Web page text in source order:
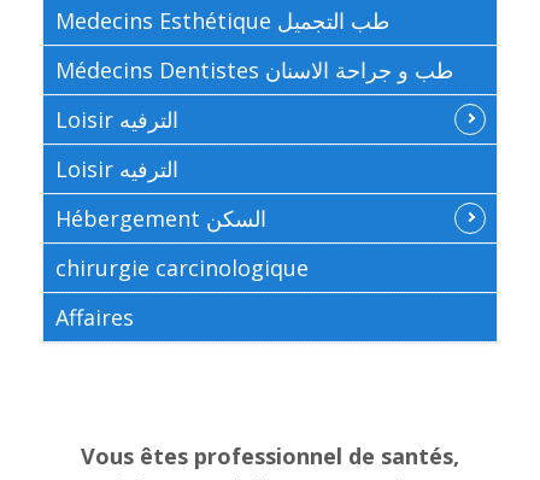
Medecins Esthétique طب التجميل
Médecins Dentistes طب و جراحة الاسنان
Loisir الترفيه
Loisir الترفيه
Hébergement السكن
chirurgie carcinologique
Affaires
Vous êtes professionnel de santés,